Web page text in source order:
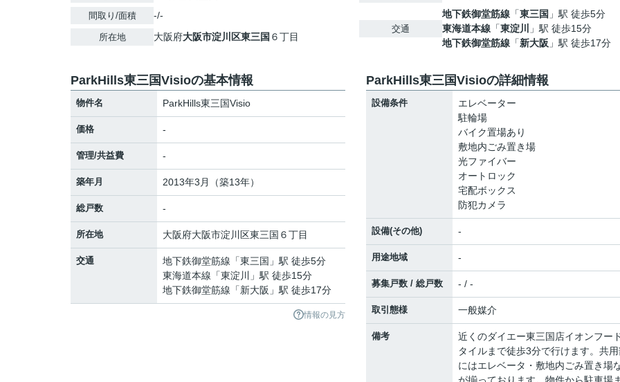
間取り/面積 -/-
所在地 大阪府大阪市淀川区東三国 ６丁目
交通
地下鉄御堂筋線 「東三国 」駅 徒歩5分
東海道本線 「東淀川
」駅 徒歩15分
地下鉄御堂筋線 「新大阪 」駅 徒歩17分
ParkHills東三国Visioの基本情報
物件名 ParkHills東三国Visio
価格 -
管理/共益費 -
築年月 2013年3月（築13年）
総戸数 -
所在地 大阪府大阪市淀川区東三国 ６丁目
交通 地下鉄御堂筋線 「東三国 」駅 徒歩5分
東海道本線 「東淀川
」駅 徒歩15分
地下鉄御堂筋線 「新大阪 」駅 徒歩17分
情報の見方
ParkHills東三国Visioの詳細情報
設備条件
エレベーター
駐輪場
バイク置場あり
敷地内ごみ置き場
光ファイバー
オートロック
宅配ボックス
防犯カメラ
設備(その他) -
用途地域 -
募集戸数 / 総戸数 - / -
取引態様 一般媒介
備考
近くのダイエー東三国店イオンフー
タイルまで徒歩3分で行けます。共
にはエレベータ・敷地内ごみ置き場